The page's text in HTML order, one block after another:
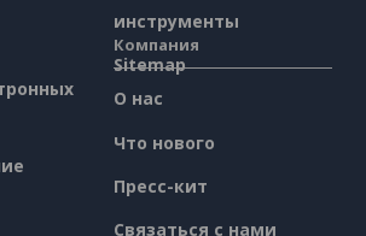
инструменты
Sitemap
Компания
О нас
Что нового
Пресс-кит
Связаться с нами